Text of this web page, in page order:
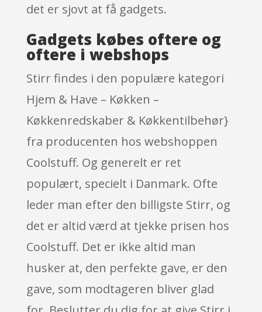
det er sjovt at få gadgets.
Gadgets købes oftere og
oftere i webshops
Stirr findes i den populære kategori
Hjem & Have – Køkken –
Køkkenredskaber & Køkkentilbehør}
fra producenten hos webshoppen
Coolstuff. Og generelt er ret
populært, specielt i Danmark. Ofte
leder man efter den billigste Stirr, og
det er altid værd at tjekke prisen hos
Coolstuff. Det er ikke altid man
husker at, den perfekte gave, er den
gave, som modtageren bliver glad